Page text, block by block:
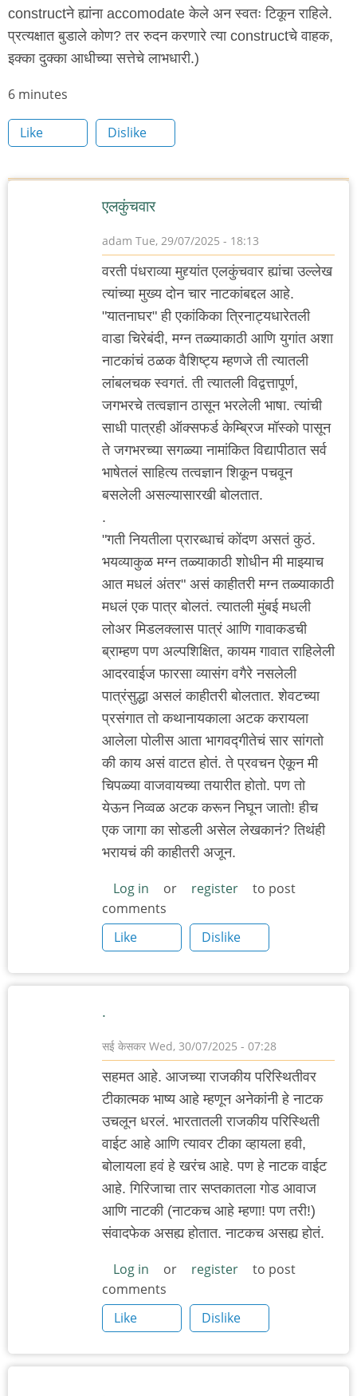
constructने ह्यांना accomodate केले अन स्वतः टिकून राहिले.
प्रत्यक्षात बुडाले कोण? तर रुदन करणारे त्या constructचे वाहक,
इक्का दुक्का आधीच्या सत्तेचे लाभधारी.)
Node
time
6 minutes
Like Dislike
एलकुंचवार
adam Tue, 29/07/2025 - 18:13
वरती पंधराव्या मुद्द्यांत एलकुंचवार ह्यांचा उल्लेख
त्यांच्या मुख्य दोन चार नाटकांबद्दल आहे.
"यातनाघर" ही एकांकिका त्रिनाट्यधारेतली
वाडा चिरेबंदी, मग्न तळ्याकाठी आणि युगांत अशा
नाटकांचं ठळक वैशिष्ट्य म्हणजे ती त्यातली
लांबलचक स्वगतं. ती त्यातली विद्वत्तापूर्ण,
जगभरचे तत्वज्ञान ठासून भरलेली भाषा. त्यांची
साधी पात्रही ऑक्सफर्ड केम्ब्रिज मॉस्को पासून
ते जगभरच्या सगळ्या नामांकित विद्यापीठात सर्व
भाषेतलं साहित्य तत्वज्ञान शिकून पचवून
बसलेली असल्यासारखी बोलतात.
.
"गती नियतीला प्रारब्धाचं कोंदण असतं कुठं.
भयव्याकुळ मग्न तळ्याकाठी शोधीन मी माझ्याच
आत मधलं अंतर" असं काहीतरी मग्न तळ्याकाठी
मधलं एक पात्र बोलतं. त्यातली मुंबई मधली
लोअर मिडलक्लास पात्रं आणि गावाकडची
ब्राम्हण पण अल्पशिक्षित, कायम गावात राहिलेली
आदरवाईज फारसा व्यासंग वगैरे नसलेली
पात्रंसुद्धा असलं काहीतरी बोलतात. शेवटच्या
प्रसंगात तो कथानायकाला अटक करायला
आलेला पोलीस आता भागवद्गीतेचं सार सांगतो
की काय असं वाटत होतं. ते प्रवचन ऐकून मी
चिपळ्या वाजवायच्या तयारीत होतो. पण तो
येऊन निव्वळ अटक करून निघून जातो! हीच
एक जागा का सोडली असेल लेखकानं? तिथंही
भरायचं की काहीतरी अजून.
Log in or register
to post
comments
Like
Dislike
.
सई केसकर Wed, 30/07/2025 - 07:28
सहमत आहे. आजच्या राजकीय परिस्थितीवर
टीकात्मक भाष्य आहे म्हणून अनेकांनी हे नाटक
उचलून धरलं. भारतातली राजकीय परिस्थिती
वाईट आहे आणि त्यावर टीका व्हायला हवी,
बोलायला हवं हे खरंच आहे. पण हे नाटक वाईट
आहे. गिरिजाचा तार सप्तकातला गोड आवाज
आणि नाटकी (नाटकच आहे म्हणा! पण तरी!)
संवादफेक असह्य होतात. नाटकच असह्य होतं.
Log in or register
to post
comments
Like
Dislike